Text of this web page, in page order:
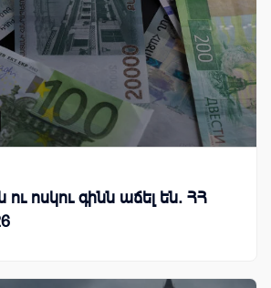
ու ոսկու գինն աճել են. ՀՀ